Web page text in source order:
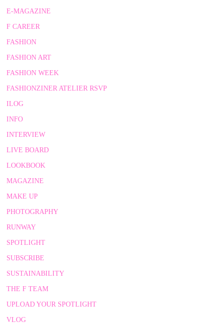
E-MAGAZINE
F CAREER
FASHION
FASHION ART
FASHION WEEK
FASHIONZINER ATELIER RSVP
ILOG
INFO
INTERVIEW
LIVE BOARD
LOOKBOOK
MAGAZINE
MAKE UP
PHOTOGRAPHY
RUNWAY
SPOTLIGHT
SUBSCRIBE
SUSTAINABILITY
THE F TEAM
UPLOAD YOUR SPOTLIGHT
VLOG